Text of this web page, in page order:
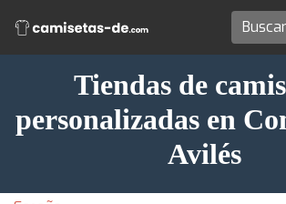
Tiendas de
personalizadas en
Avilés